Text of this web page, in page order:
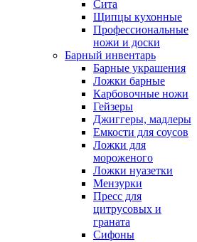
Сита
Щипцы кухонные
Профессиональные
ножи и доски
Барный инвентарь
Барные украшения
Ложки барные
Карбовочные ножи
Гейзеры
Джиггеры, мадлеры
Емкости для соусов
Ложки для
мороженого
Ложки нуазетки
Мензурки
Пресс для
цитрусовых и
граната
Сифоны